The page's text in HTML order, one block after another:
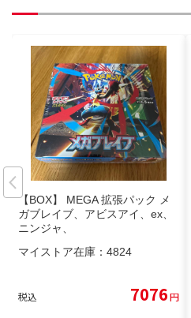
【BOX】 MEGA 拡張パック メ
ガブレイブ、アビスアイ、ex、
ニンジャ、
マイストア在庫： 4824
税込 7076円